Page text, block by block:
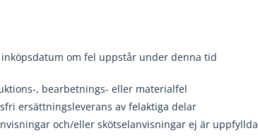
om fel uppstår under denna tid
-, bearbetnings- eller materialfel
ersättningsleverans av felaktiga delar
och/eller skötselanvisningar ej är uppfyllda